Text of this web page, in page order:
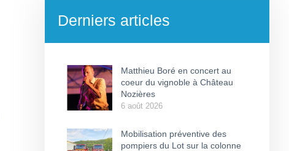
Derniers articles
Matthieu Boré en concert au
coeur du vignoble à Château
Nozières
6 août 2026
Mobilisation préventive des
pompiers du Lot sur la colonne